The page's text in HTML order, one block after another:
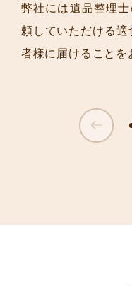
弊社には遺品整理
頼していただける
者様に届けることを